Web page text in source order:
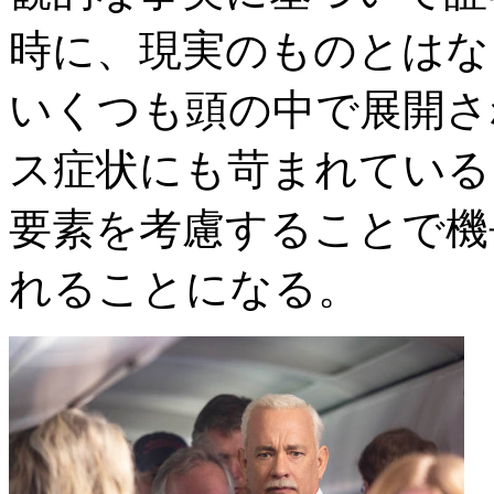
時に、現実のものとは
いくつも頭の中で展開
ス症状にも苛まれてい
要素を考慮することで
れることになる。